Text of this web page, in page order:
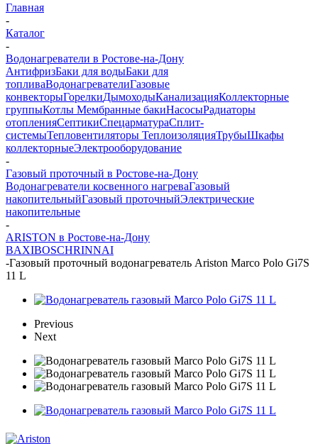
Главная
-
Каталог
-
Водонагреватели в Ростове-на-Дону
АнтифризБаки для водыБаки для
топливаВодонагревателиГазовые
конвекторыГорелкиДымоходыКанализацияКоллекторные
группыКотлы Мембранные бакиНасосыРадиаторы
отопленияСептикиСпецарматураСплит-
системыТепловентиляторы ТеплоизоляцияТрубыШкафы
коллекторныеЭлектрооборудование
-
Газовый проточный в Ростове-на-Дону
Водонагреватели косвенного нагреваГазовый
накопительныйГазовый проточныйЭлектрические
накопительные
-
ARISTON в Ростове-на-Дону
BAXIBOSCHRINNAI
-Газовый проточный водонагреватель Ariston Marco Polo Gi7S
11 L
Previous
Next